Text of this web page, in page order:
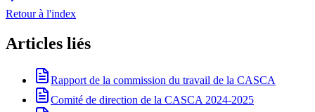
Retour à l'index
Articles liés
Rapport de la commission du travail de la CASCA
Comité de direction de la CASCA 2024-2025